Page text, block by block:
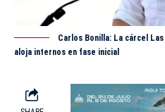
Carlos Bonilla: La cárcel
aloja internos en fase inicial